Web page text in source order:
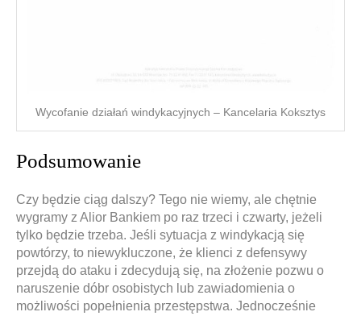
Wycofanie działań windykacyjnych – Kancelaria Koksztys
Podsumowanie
Czy będzie ciąg dalszy? Tego nie wiemy, ale chętnie
wygramy z Alior Bankiem po raz trzeci i czwarty, jeżeli
tylko będzie trzeba. Jeśli sytuacja z windykacją się
powtórzy, to niewykluczone, że klienci z defensywy
przejdą do ataku i zdecydują się, na złożenie pozwu o
naruszenie dóbr osobistych lub zawiadomienia o
możliwości popełnienia przestępstwa. Jednocześnie